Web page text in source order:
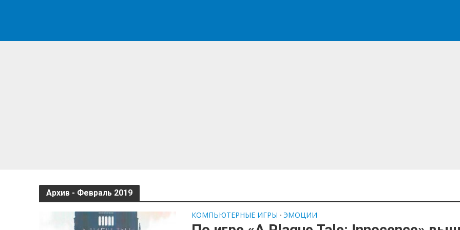
Архив - Февраль 2019
КОМПЬЮТЕРНЫЕ ИГРЫ • ЭМОЦИИ